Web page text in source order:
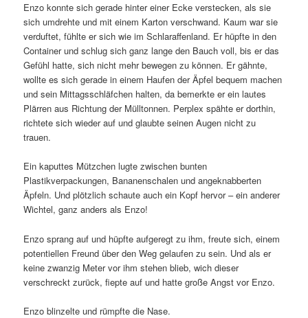
Enzo konnte sich gerade hinter einer Ecke verstecken, als sie
sich umdrehte und mit einem Karton verschwand. Kaum war sie
verduftet, fühlte er sich wie im Schlaraffenland. Er hüpfte in den
Container und schlug sich ganz lange den Bauch voll, bis er das
Gefühl hatte, sich nicht mehr bewegen zu können. Er gähnte,
wollte es sich gerade in einem Haufen der Äpfel bequem machen
und sein Mittagsschläfchen halten, da bemerkte er ein lautes
Plärren aus Richtung der Mülltonnen. Perplex spähte er dorthin,
richtete sich wieder auf und glaubte seinen Augen nicht zu
trauen.
Ein kaputtes Mützchen lugte zwischen bunten
Plastikverpackungen, Bananenschalen und angeknabberten
Äpfeln. Und plötzlich schaute auch ein Kopf hervor – ein anderer
Wichtel, ganz anders als Enzo!
Enzo sprang auf und hüpfte aufgeregt zu ihm, freute sich, einem
potentiellen Freund über den Weg gelaufen zu sein. Und als er
keine zwanzig Meter vor ihm stehen blieb, wich dieser
verschreckt zurück, fiepte auf und hatte große Angst vor Enzo.
Enzo blinzelte und rümpfte die Nase.